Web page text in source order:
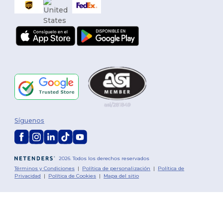
2026. Todos los derechos reservados
Términos y Condiciones | Política de personalización | Política de
Privacidad | Política de Cookies | Mapa del sitio
Síguenos